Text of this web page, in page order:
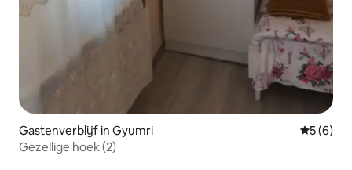
Gastenverblijf in Gyumri
5 (6)
Gezellige hoek (2)